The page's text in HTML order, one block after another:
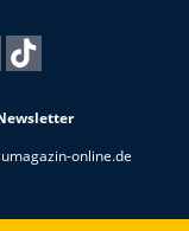
online.de